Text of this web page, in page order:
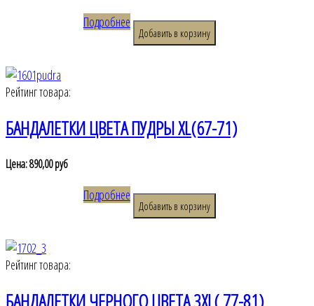
Подробнее
Рейтинг товара:
БАНДАЛЕТКИ ЦВЕТА ПУДРЫ XL(67-71)
Цена:890,00 руб
Подробнее
Рейтинг товара: